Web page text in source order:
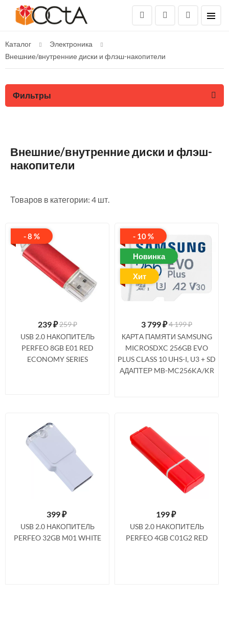
Каталог
Электроника
Внешние/внутренние диски и флэш-накопители
Фильтры
Внешние/внутренние диски и флэш-
накопители
Товаров в категории: 4 шт.
- 8 %
239₽259 ₽
USB 2.0 НАКОПИТЕЛЬ
PERFEO 8GB E01 RED
ECONOMY SERIES
- 10 %
Новинка
Хит
3 799₽4 199 ₽
КАРТА ПАМЯТИ SAMSUNG
MICROSDXC 256GB EVO
PLUS CLASS 10 UHS-I, U3 + SD
АДАПТЕР MB-MC256KA/KR
399₽
USB 2.0 НАКОПИТЕЛЬ
PERFEO 32GB M01 WHITE
199₽
USB 2.0 НАКОПИТЕЛЬ
PERFEO 4GB C01G2 RED